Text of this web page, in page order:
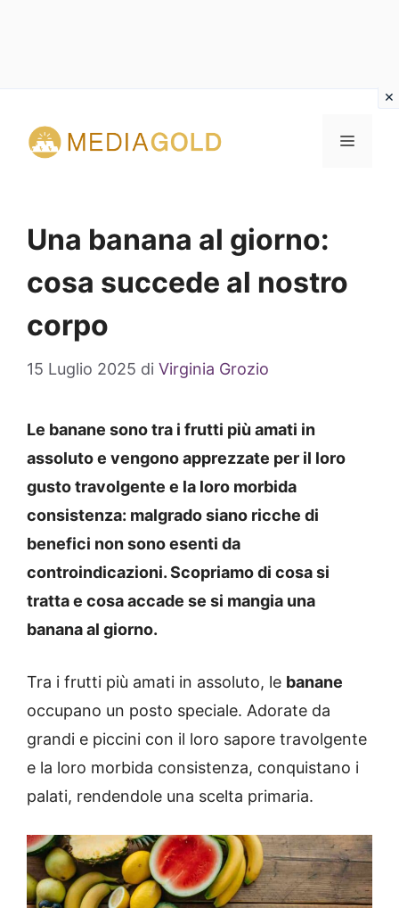
contenuto
MENU
Una banana al giorno:
cosa succede al nostro
corpo
15 Luglio 2025 di Virginia Grozio
Le banane sono tra i frutti più amati in
assoluto e vengono apprezzate per il loro
gusto travolgente e la loro morbida
consistenza: malgrado siano ricche di
benefici non sono esenti da
controindicazioni. Scopriamo di cosa si
tratta e cosa accade se si mangia una
banana al giorno.
Tra i frutti più amati in assoluto, le banane
occupano un posto speciale. Adorate da
grandi e piccini con il loro sapore travolgente
e la loro morbida consistenza, conquistano i
palati, rendendole una scelta primaria.